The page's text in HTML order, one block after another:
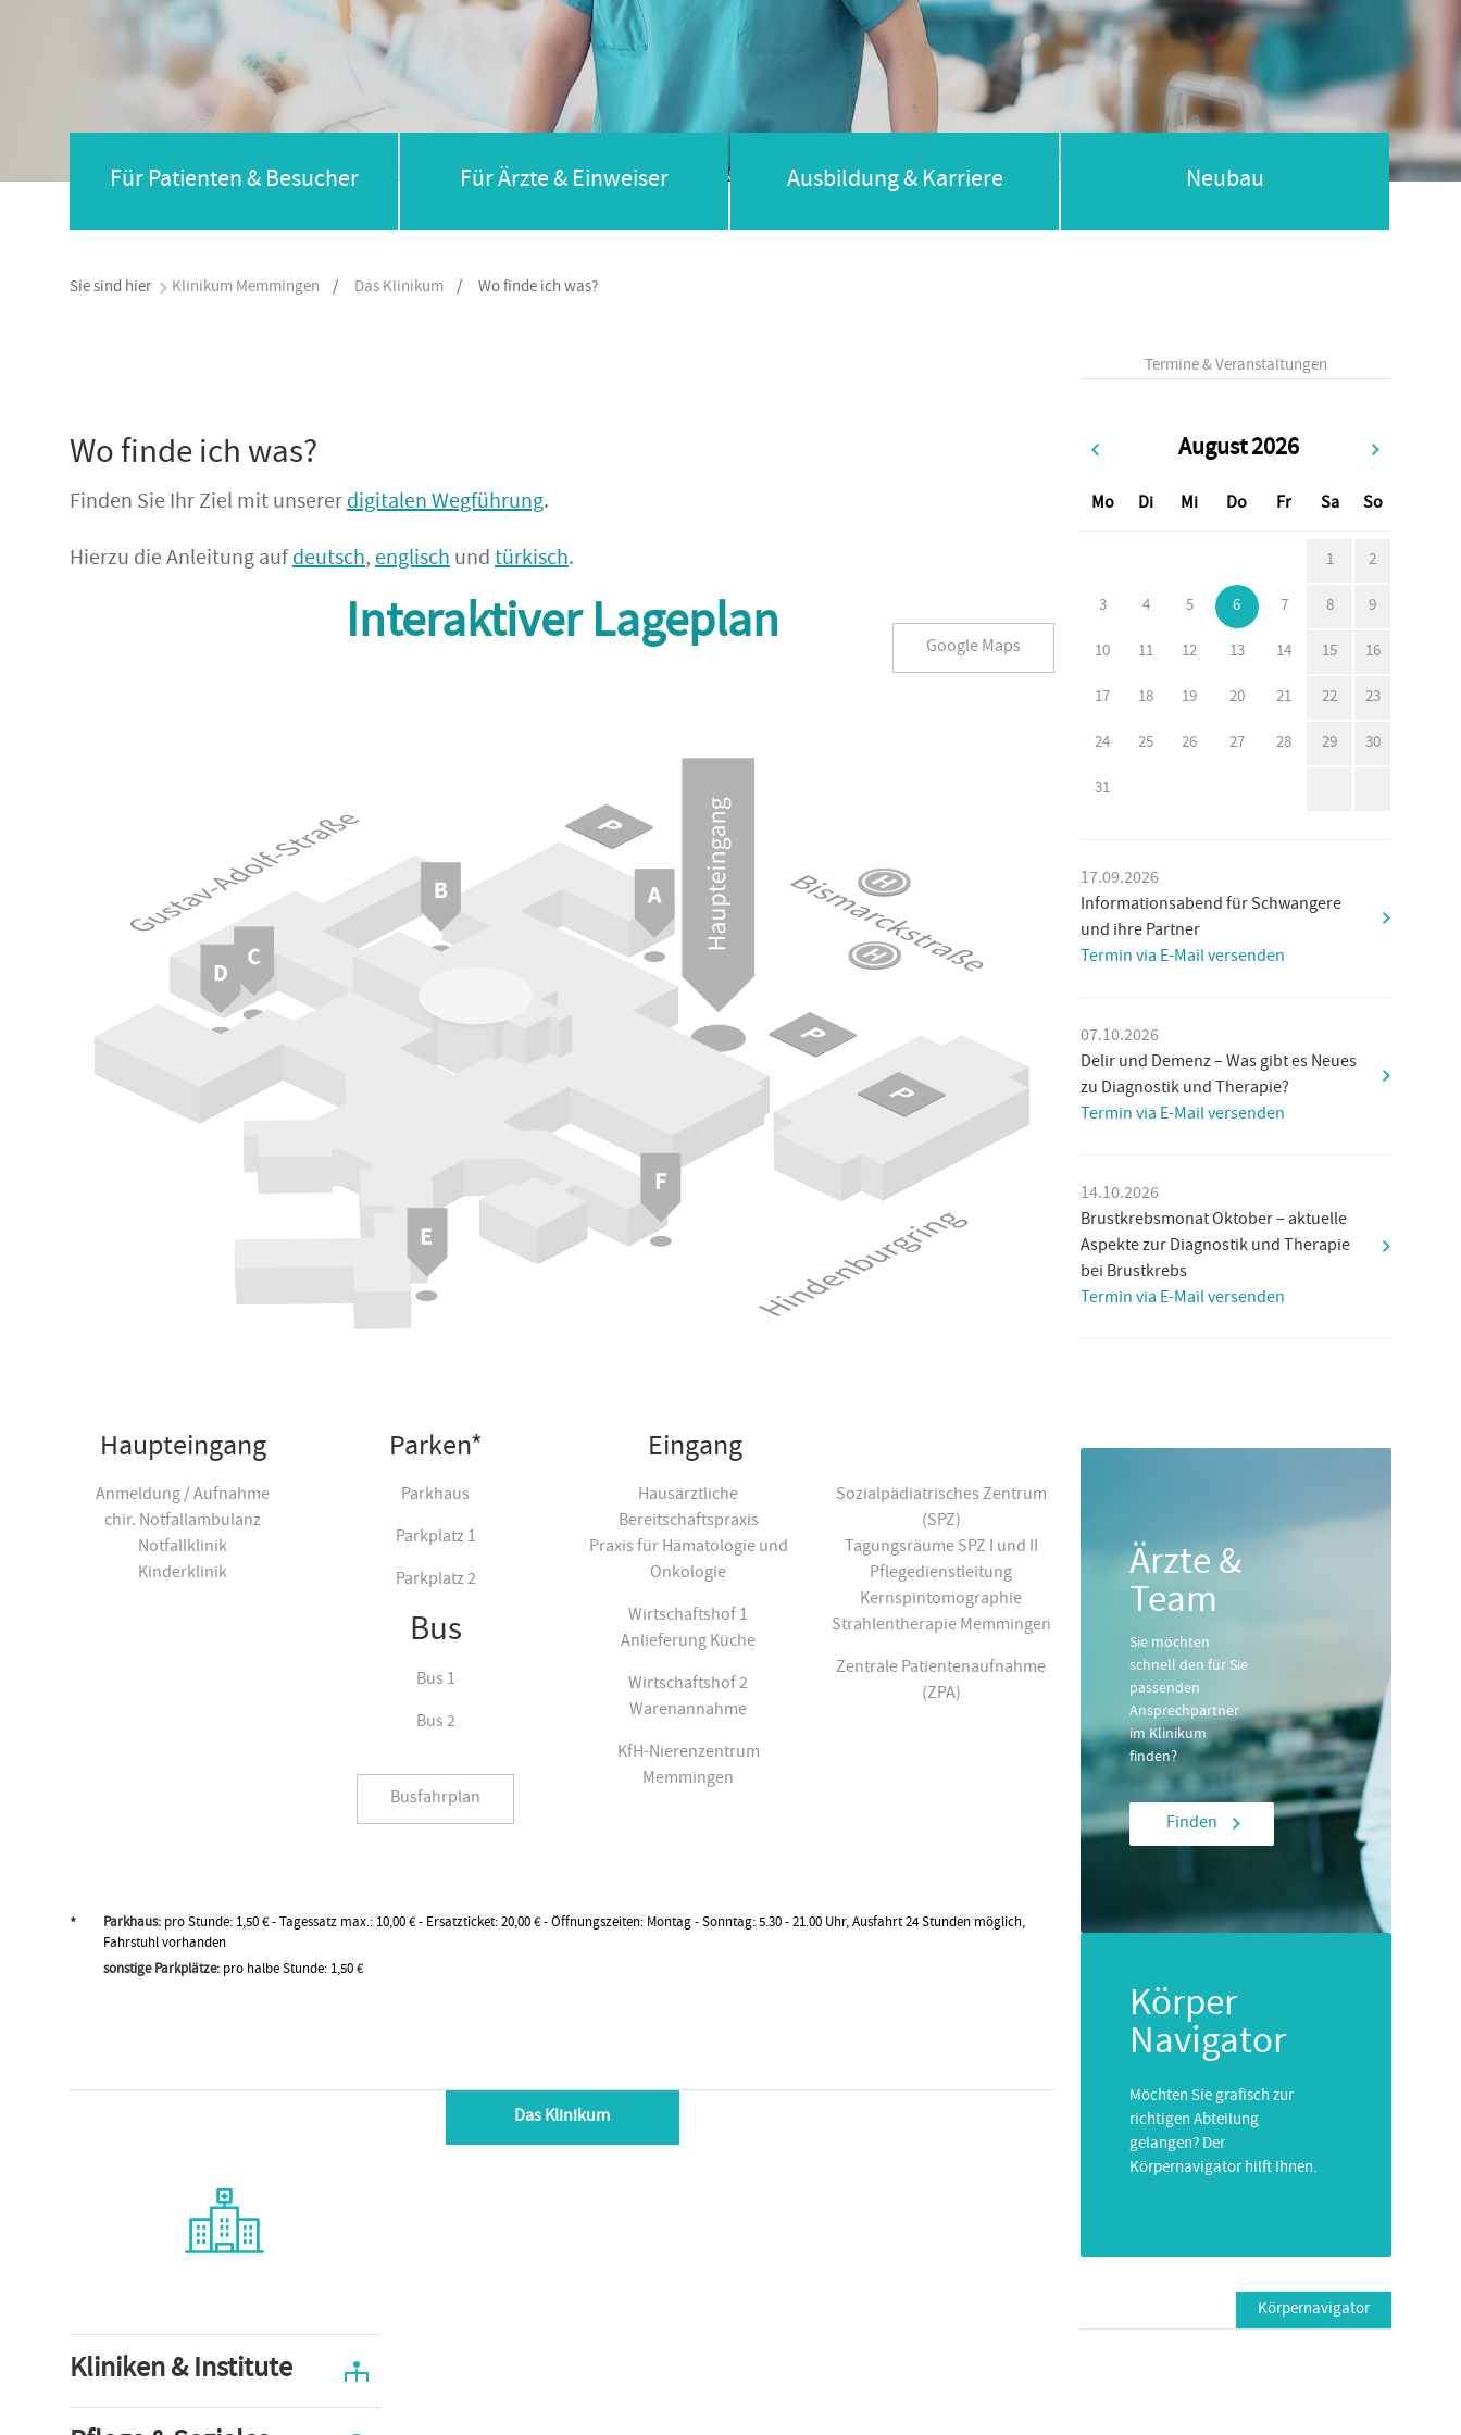
Für Patienten & Besucher Für Ärzte & Einweiser Ausbildung & Karriere Neubau
Sie sind hier Klinikum Memmingen / Das Klinikum / Wo finde ich was?
Wo finde ich was?
Finden Sie Ihr Ziel mit unsererdigitalen Wegführung.
Hierzu die Anleitung aufdeutsch,englischundtürkisch.
Interaktiver Lageplan Google Maps
Haupteingang
Anmeldung / Aufnahme
chir. Notfallambulanz
Notfallklinik
Kinderklinik
Parken*
Parkhaus
Parkplatz 1
Parkplatz 2
Bus
Bus 1
Bus 2
Busfahrplan
Eingang
Hausärztliche
Bereitschaftspraxis
Praxis für Hämatologie und
Onkologie
Wirtschaftshof 1
Anlieferung Küche
Wirtschaftshof 2
Warenannahme
KfH-Nierenzentrum
Memmingen
Sozialpädiatrisches Zentrum
(SPZ)
Tagungsräume SPZ I und II
Pflegedienstleitung
Kernspintomographie
Strahlentherapie Memmingen
Zentrale Patientenaufnahme
(ZPA)
* Parkhaus: pro Stunde: 1,50 € - Tagessatz max.: 10,00 € - Ersatzticket: 20,00 € - Öffnungszeiten: Montag - Sonntag: 5.30 - 21.00 Uhr, Ausfahrt 24 Stunden möglich,
Fahrstuhl vorhanden
sonstige Parkplätze: pro halbe Stunde: 1,50 €
Das Klinikum
Kliniken & Institute
Termine & Veranstaltungen
August 2026
Mo Di Mi Do Fr Sa So
1
2
3
4 5 6 7 8
9
10
11 12 13 14 15
16
17
18 19 20 21 22
23
24
25 26 27 28 29
30
31
17.09.2026
Informationsabend für Schwangere
und ihre Partner
Termin via E-Mail versenden
07.10.2026
Delir und Demenz – Was gibt es Neues
zu Diagnostik und Therapie?
Termin via E-Mail versenden
14.10.2026
Brustkrebsmonat Oktober – aktuelle
Aspekte zur Diagnostik und Therapie
bei Brustkrebs
Termin via E-Mail versenden
Ärzte &
Team
Sie möchten
schnell den für Sie
passenden
Ansprechpartner
im Klinikum
finden?
Finden
Körper
Navigator
Möchten Sie grafisch zur
richtigen Abteilung
gelangen? Der
Körpernavigator hilft Ihnen.
Körpernavigator